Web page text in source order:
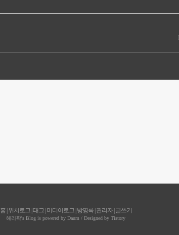
홈| 위치로그| 태그| 미디어로그| 방명록| 관리자| 글쓰기
해리팍's Blog is powered by Daum / Designed by Tistory